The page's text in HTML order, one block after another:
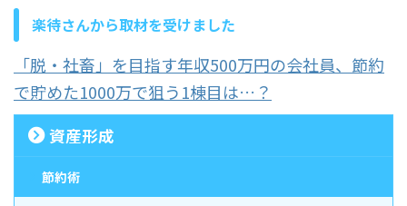
楽待さんから取材を受けました
「脱・社畜」を目指す年収500万円の会社員、節約
で貯めた1000万で狙う1棟目は…？
資産形成
節約術